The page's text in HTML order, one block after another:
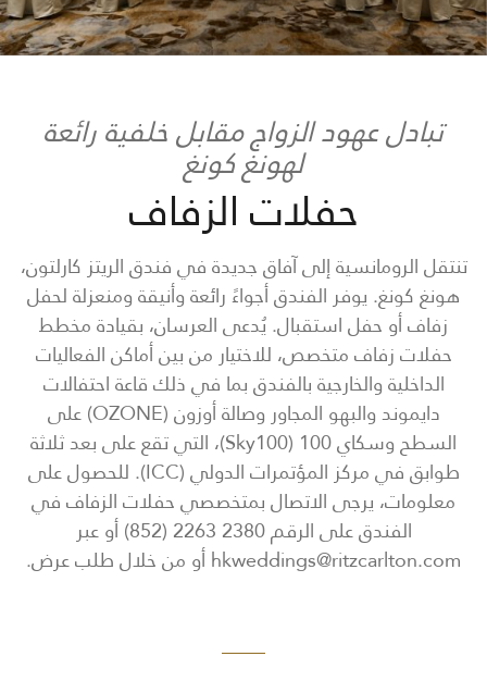
تبادل عهود الزواج مقابل خلفية رائعة
لهونغ كونغ
حفلات الزفاف
تنتقل الرومانسية إلى آفاق جديدة في فندق الريتز كارلتون،
هونغ كونغ. يوفر الفندق أجواءً رائعة وأنيقة ومنعزلة لحفل
زفاف أو حفل استقبال. يُدعى العرسان، بقيادة مخطط
حفلات زفاف متخصص، للاختيار من بين أماكن الفعاليات
الداخلية والخارجية بالفندق بما في ذلك قاعة احتفالات
دايموند والبهو المجاور وصالة أوزون (OZONE) على
السطح وسكاي 100 (Sky100)، التي تقع على بعد ثلاثة
طوابق في مركز المؤتمرات الدولي (ICC). للحصول على
معلومات، يرجى الاتصال بمتخصصي حفلات الزفاف في
الفندق على الرقم 2380 2263 (852) أو عبر
hkweddings@ritzcarlton.com أو من خلال طلب عرض.